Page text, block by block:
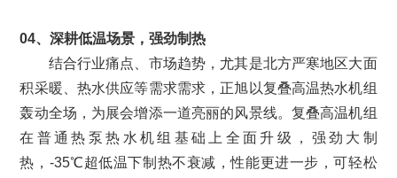
04、深耕低温场景，强劲制热
结合行业痛点、市场趋势，尤其是北方严寒地区大面
积采暖、热水供应等需求需求，正旭以复叠高温热水机组
轰动全场，为展会增添一道亮丽的风景线。复叠高温机组
在普通热泵热水机组基础上全面升级，强劲大制
热，-35℃超低温下制热不衰减，性能更进一步，可轻松